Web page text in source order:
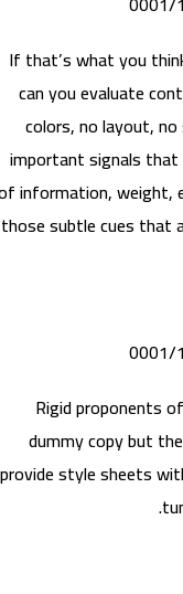
If that’s what
can you
colors, no
important
of information,
those subtle cues
Rigid
dummy copy
provide style